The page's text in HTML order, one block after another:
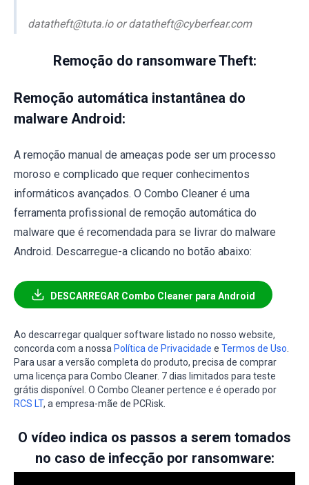
datatheft@tuta.io or datatheft@cyberfear.com
Remoção do ransomware Theft:
Remoção automática instantânea do
malware Android:
A remoção manual de ameaças pode ser um processo
moroso e complicado que requer conhecimentos
informáticos avançados. O Combo Cleaner é uma
ferramenta profissional de remoção automática do
malware que é recomendada para se livrar do malware
Android. Descarregue-a clicando no botão abaixo:
DESCARREGAR Combo Cleaner para Android
Ao descarregar qualquer software listado no nosso website,
concorda com a nossa Política de Privacidade e Termos de Uso
Para usar a versão completa do produto, precisa de comprar
uma licença para Combo Cleaner. 7 dias limitados para teste
grátis disponível. O Combo Cleaner pertence e é operado por
RCS LT, a empresa-mãe de PCRisk.
O vídeo indica os passos a serem tomados
no caso de infecção por ransomware: